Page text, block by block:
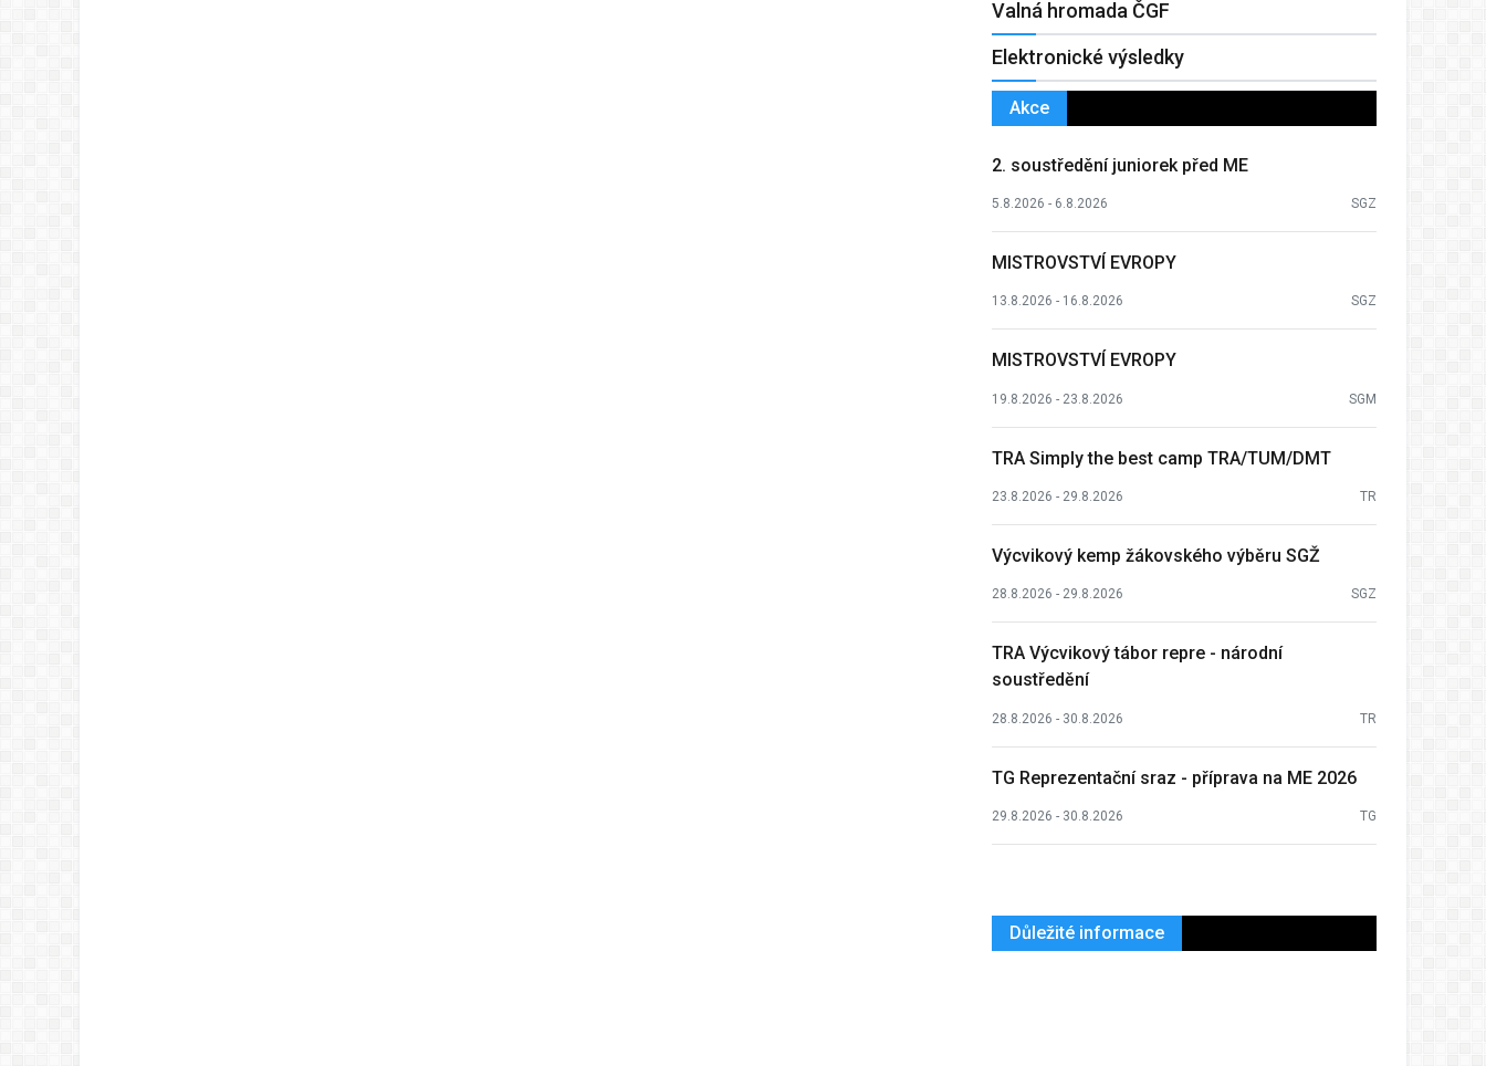
Valná hromada ČGF
Elektronické výsledky
Akce
2. soustředění juniorek před ME
5.8.2026 - 6.8.2026 SGZ
MISTROVSTVÍ EVROPY
13.8.2026 - 16.8.2026 SGZ
MISTROVSTVÍ EVROPY
19.8.2026 - 23.8.2026 SGM
TRA Simply the best camp TRA/TUM/DMT
23.8.2026 - 29.8.2026 TR
Výcvikový kemp žákovského výběru SGŽ
28.8.2026 - 29.8.2026 SGZ
TRA Výcvikový tábor repre - národní
soustředění
28.8.2026 - 30.8.2026 TR
TG Reprezentační sraz - příprava na ME 2026
29.8.2026 - 30.8.2026 TG
Důležité informace